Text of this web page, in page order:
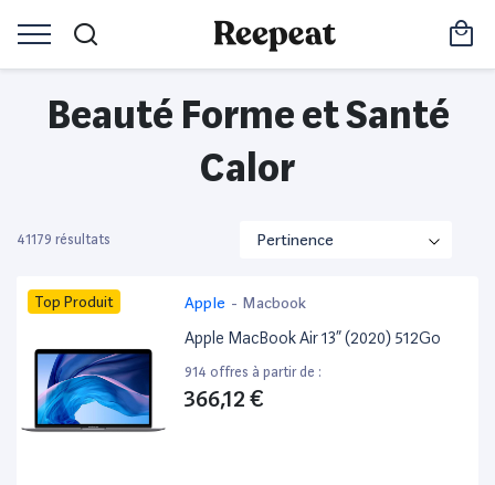
Beauté Forme et Santé
Calor
41179 résultats
Top Produit Apple - Macbook
Apple MacBook Air 13” (2020) 512Go
914 offres à partir de :
366,12 €